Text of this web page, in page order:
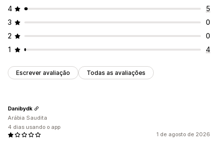
4
5
3
0
2
0
1
4
Escrever avaliação Todas as avaliações
1 de agosto de 2026
Danibydk
Arábia Saudita
4 dias usando o app